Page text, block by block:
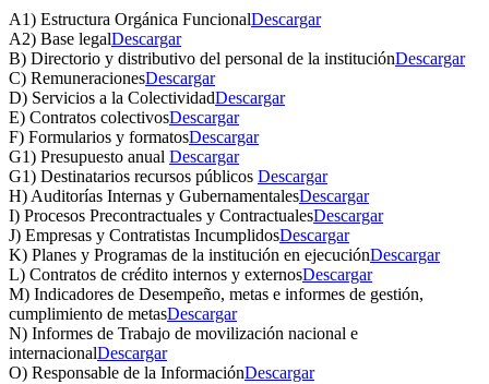
A1) Estructura Orgánica FuncionalDescargar
A2) Base legalDescargar
B) Directorio y distributivo del personal de la instituciónDescargar
C) RemuneracionesDescargar
D) Servicios a la ColectividadDescargar
E) Contratos colectivosDescargar
F) Formularios y formatosDescargar
G1) Presupuesto anual Descargar
G1) Destinatarios recursos públicos Descargar
H) Auditorías Internas y GubernamentalesDescargar
I) Procesos Precontractuales y ContractualesDescargar
J) Empresas y Contratistas IncumplidosDescargar
K) Planes y Programas de la institución en ejecuciónDescargar
L) Contratos de crédito internos y externosDescargar
M) Indicadores de Desempeño, metas e informes de gestión,
cumplimiento de metasDescargar
N) Informes de Trabajo de movilización nacional e
internacionalDescargar
O) Responsable de la InformaciónDescargar